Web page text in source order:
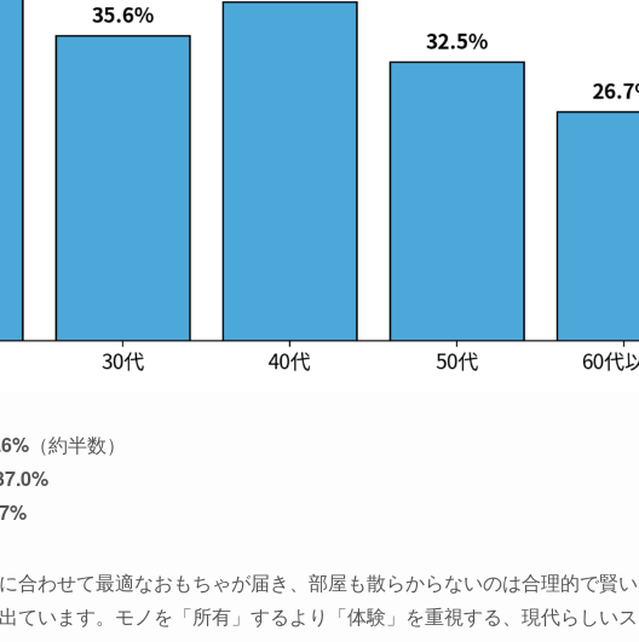
（約半数）
合わせて最適なおもちゃが届き、部屋も散らからないのは合理的で賢
ています。モノを「所有」するより「体験」を重視する、現代らしい